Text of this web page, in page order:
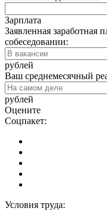
Зарплата
Заявленная заработная
собеседовании:
рублей
Ваш среднемесячный
рублей
Оцените
Соцпакет:
Условия труда: